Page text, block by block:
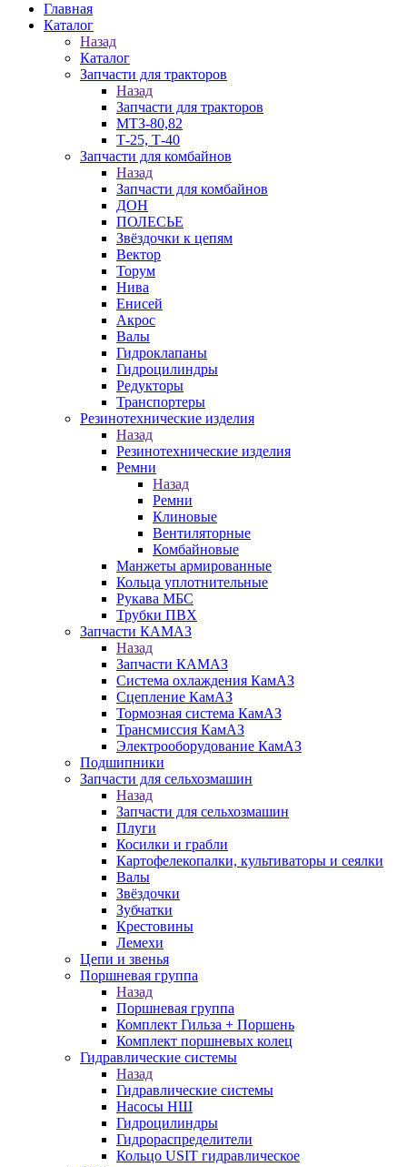
Главная
Каталог
Назад
Каталог
Запчасти для тракторов
Назад
Запчасти для тракторов
МТЗ-80,82
Т-25, Т-40
Запчасти для комбайнов
Назад
Запчасти для комбайнов
ДОН
ПОЛЕСЬЕ
Звёздочки к цепям
Вектор
Торум
Нива
Енисей
Акрос
Валы
Гидроклапаны
Гидроцилиндры
Редукторы
Транспортеры
Резинотехнические изделия
Назад
Резинотехнические изделия
Ремни
Назад
Ремни
Клиновые
Вентиляторные
Комбайновые
Манжеты армированные
Кольца уплотнительные
Рукава МБС
Трубки ПВХ
Запчасти КАМАЗ
Назад
Запчасти КАМАЗ
Система охлаждения КамАЗ
Сцепление КамАЗ
Тормозная система КамАЗ
Трансмиссия КамАЗ
Электрооборудование КамАЗ
Подшипники
Запчасти для сельхозмашин
Назад
Запчасти для сельхозмашин
Плуги
Косилки и грабли
Картофелекопалки, культиваторы и сеялки
Валы
Звёздочки
Зубчатки
Крестовины
Лемехи
Цепи и звенья
Поршневая группа
Назад
Поршневая группа
Комплект Гильза + Поршень
Комплект поршневых колец
Гидравлические системы
Назад
Гидравлические системы
Насосы НШ
Гидроцилиндры
Гидрораспределители
Кольцо USIT гидравлическое